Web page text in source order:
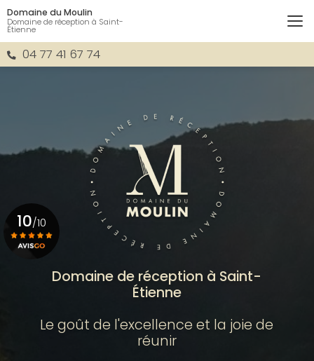
Aller
au
contenu
principal04 77 41 67 74
Domaine du Moulin
Domaine de réception à Saint-
Étienne
Domaine de réception à Saint-
Étienne
Le goût de l'excellence et la joie de
réunir
10/10